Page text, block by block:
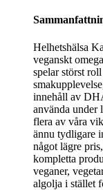
Helhetshälsa
veganskt
spelar störst
innehåll av
använda under
flera av våra
ännu tydligare
något lägre
kompletta
veganer,
algolja i stället